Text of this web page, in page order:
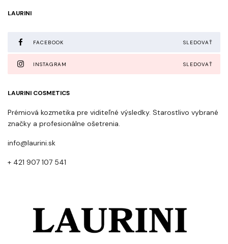
LAURINI
FACEBOOK SLEDOVAŤ
INSTAGRAM SLEDOVAŤ
LAURINI COSMETICS
Prémiová kozmetika pre viditeľné výsledky. Starostlivo vybrané
značky a profesionálne ošetrenia.
info@laurini.sk
+ 421 907 107 541